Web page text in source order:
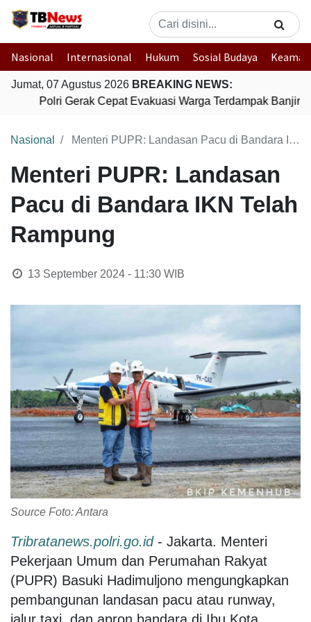
Nasional Internasional Hukum Sosial Budaya
Jumat, 07 Agustus 2026 BREAKING NEWS:
Polri Gerak Cepat Evakuasi Warga Terdampak Banjir di
Nasional Menteri PUPR: Landasan Pacu di Bandara IKN Telah Rampung
Menteri PUPR: Landasan
Pacu di Bandara IKN Telah
Rampung
13 September 2024 - 11:30WIB
Source Foto: Antara
Tribratanews.polri.go.id- Jakarta. Menteri
Pekerjaan Umum dan Perumahan Rakyat
(PUPR) Basuki Hadimuljono mengungkapkan
pembangunan landasan pacu atau runway,